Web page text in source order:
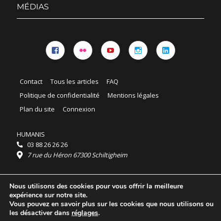
MÉDIAS
Contact Tous les articles
FAQ
Politique de confidentialité
Mentions légales
Plan du site
Connexion
HUMANIS
03 88 26 26 26
7 rue du Héron 67300 Schiltigheim
Horaires :
HUMANIS : du lundi au vendredi 9h - 18h
Ordidocaz : du lundi au vendredi 8h - 19h
© 2025 HUMANIS, tous droits réservés.
Licence Creative Commons Attribution 4.0
Nous utilisons des cookies pour vous offrir la meilleure
expérience sur notre site.
Vous pouvez en savoir plus sur les cookies que nous utilisons ou
les désactiver dans réglages.